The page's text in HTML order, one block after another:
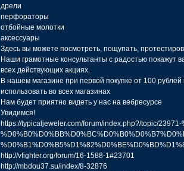
дрели
перфораторы
отбойные молотки
аксессуары
Здесь вы можете посмотреть, пощупать,
Наши грамотные консультанты с радостью покажут
всех действующих акциях.
В нашем магазине при первой покупке от 100
использовать во всех магазинах
Нам будет приятно видеть у нас на вебресурсе
Увидимся!
https://typicaljeweler.com/forum/index.php?/topic/
http://vfighter.org/forum/16-1588-1#23701
http://mbdou37.su/index/8-32876